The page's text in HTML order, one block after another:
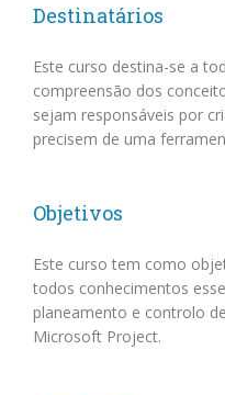
Destinatários
Este curso destina-se a
compreensão dos
sejam responsáveis por
precisem de uma
Objetivos
Este curso tem como
todos conhecimentos
planeamento e controlo
Microsoft Project.